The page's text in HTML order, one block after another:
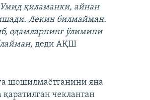
Умид қиламанки, айнан
Лекин билмайман.
одамларнинг ўлимини
деди АҚШ
шошилмаётганини яна
чекланган